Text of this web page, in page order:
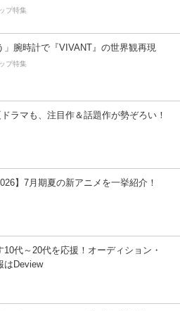
プ特集
」腕時計で『VIVANT』の世界観再現
プ特集
ラマも、注目作＆話題作が勢ぞろい！
】7月期夏の新アニメを一挙紹介！
10代～20代を応援！オーディション・
はDeview